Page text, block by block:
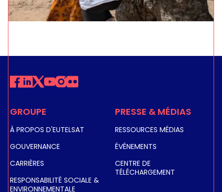
GROUPE
À PROPOS D'EUTELSAT
GOUVERNANCE
CARRIÈRES
RESPONSABILITÉ SOCIALE &
ENVIRONNEMENTALE
PRESSE & MÉDIAS
RESSOURCES MÉDIAS
ÉVÉNEMENTS
CENTRE DE
TÉLÉCHARGEMENT